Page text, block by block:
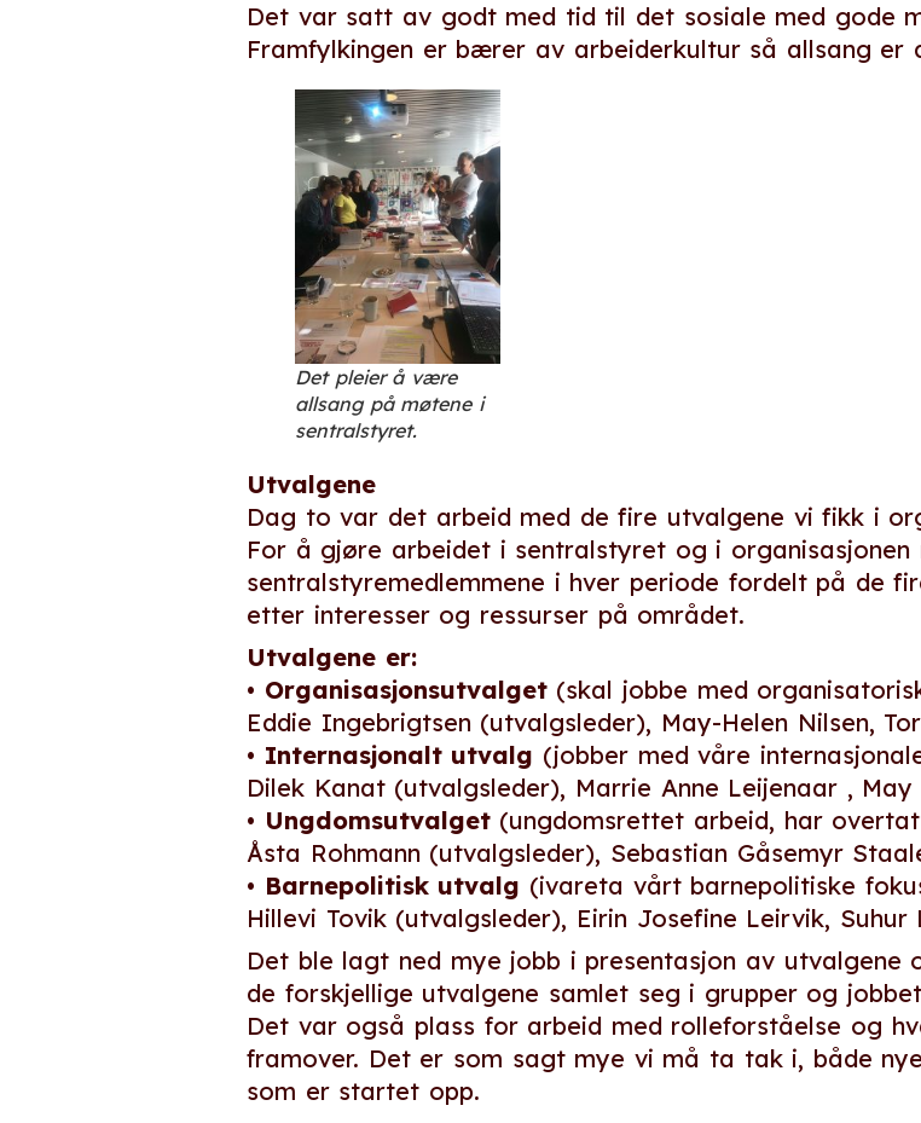
Det var satt av godt med tid til det sosiale med gode
Framfylkingen er bærer av arbeiderkultur så allsang
Det pleier å være
allsang på møtene i
sentralstyret.
Utvalgene
Dag to var det arbeid med de fire utvalgene vi fikk i
For å gjøre arbeidet i sentralstyret og i
sentralstyremedlemmene i hver periode fordelt på de
etter interesser og ressurser på området.
Utvalgene er:
• Organisasjonsutvalget(skal jobbe med
Eddie Ingebrigtsen (utvalgsleder), May-Helen Nilsen,
• Internasjonalt utvalg (jobber med våre
Dilek Kanat (utvalgsleder), Marrie Anne Leijenaar ,
• Ungdomsutvalget(ungdomsrettet arbeid, har
Åsta Rohmann (utvalgsleder), Sebastian Gåsemyr
• Barnepolitisk utvalg (ivareta vårt barnepolitiske
Hillevi Tovik (utvalgsleder), Eirin Josefine Leirvik, Suhur
Det ble lagt ned mye jobb i presentasjon av utvalgene
de forskjellige utvalgene samlet seg i grupper og
Det var også plass for arbeid med rolleforståelse og
framover. Det er som sagt mye vi må ta tak i, både
som er startet opp.